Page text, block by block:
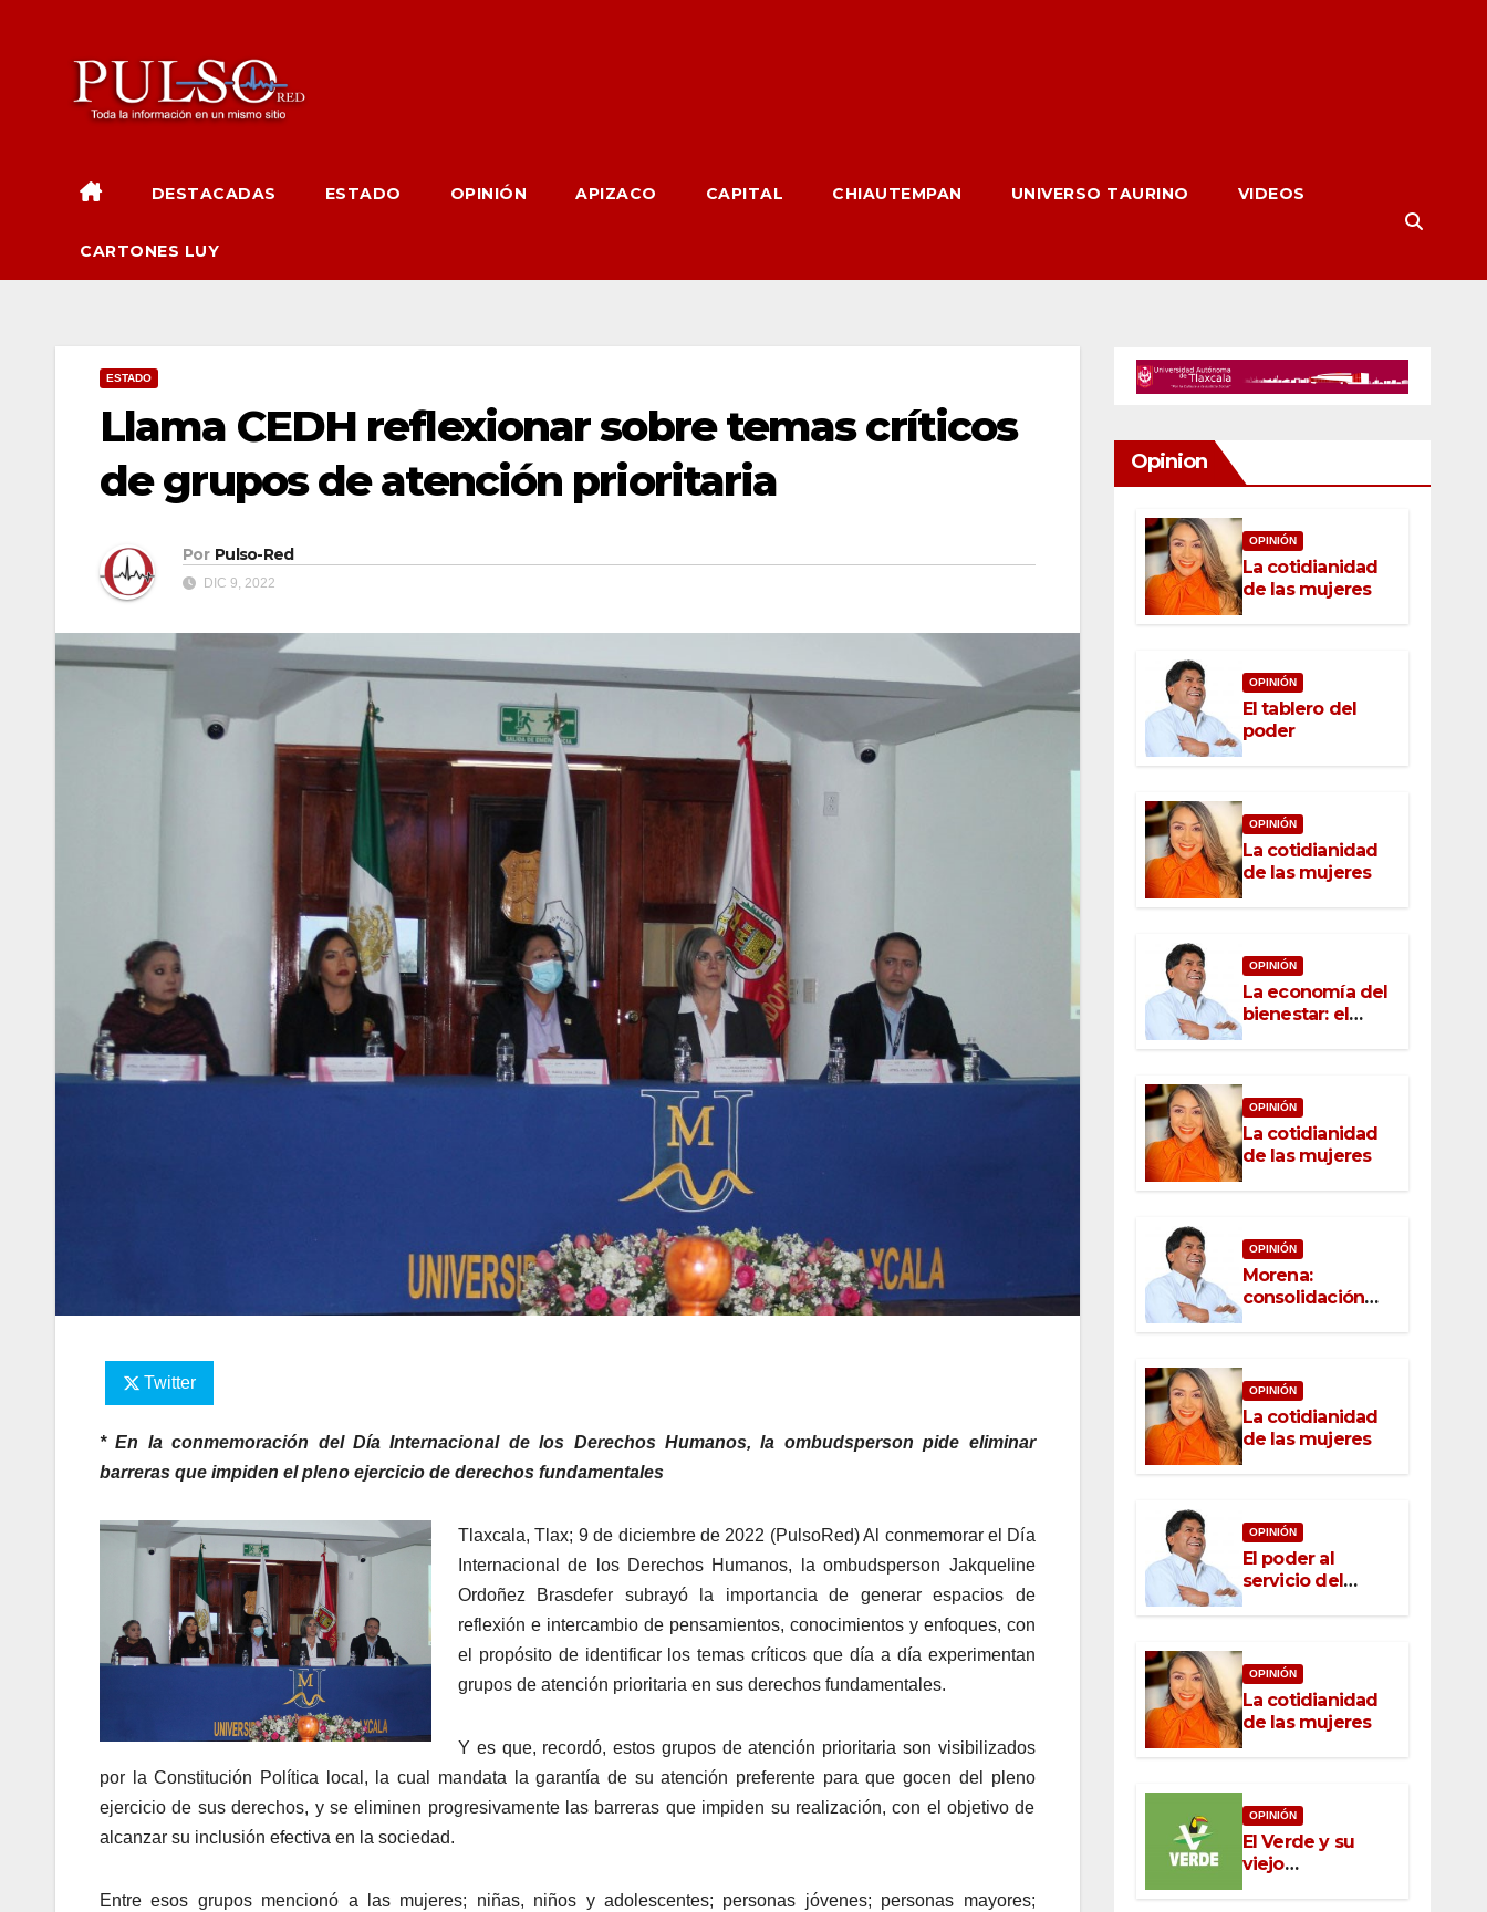
DESTACADAS ESTADO OPINIÓN APIZACO CAPITAL CHIAUTEMPAN UNIVERSO TAURINO VIDEOS
CARTONES LUY
ESTADO
Llama CEDH reflexionar sobre temas críticos
de grupos de atención prioritaria
Por Pulso-Red
DIC 9, 2022
Twitter
* En la conmemoración del Día Internacional de los Derechos Humanos, la ombudsperson pide eliminar
barreras que impiden el pleno ejercicio de derechos fundamentales
Tlaxcala, Tlax; 9 de diciembre de 2022 (PulsoRed) Al conmemorar el Día
Internacional de los Derechos Humanos, la ombudsperson Jakqueline
Ordoñez Brasdefer subrayó la importancia de generar espacios de
reflexión e intercambio de pensamientos, conocimientos y enfoques, con
el propósito de identificar los temas críticos que día a día experimentan
grupos de atención prioritaria en sus derechos fundamentales.
Y es que, recordó, estos grupos de atención prioritaria son visibilizados
por la Constitución Política local, la cual mandata la garantía de su atención preferente para que gocen del pleno
ejercicio de sus derechos, y se eliminen progresivamente las barreras que impiden su realización, con el objetivo de
alcanzar su inclusión efectiva en la sociedad.
Entre esos grupos mencionó a las mujeres; niñas, niños y adolescentes; personas jóvenes; personas mayores;
Opinion
OPINIÓN
La cotidianidad
de las mujeres
OPINIÓN
El tablero del
poder
OPINIÓN
La cotidianidad
de las mujeres
OPINIÓN
La economía del
bienestar: el
nuevo rostro del
OPINIÓN
La cotidianidad
de las mujeres
OPINIÓN
Morena:
consolidación
con raíz, rumbo
OPINIÓN
La cotidianidad
de las mujeres
OPINIÓN
El poder al
servicio del
pueblo: la nueva
México
OPINIÓN
La cotidianidad
de las mujeres
OPINIÓN
El Verde y su
viejo
oportunismo